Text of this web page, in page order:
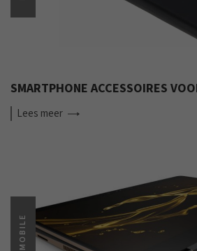
SMARTPHONE ACCESSOIRES
Lees meer
MOBILE